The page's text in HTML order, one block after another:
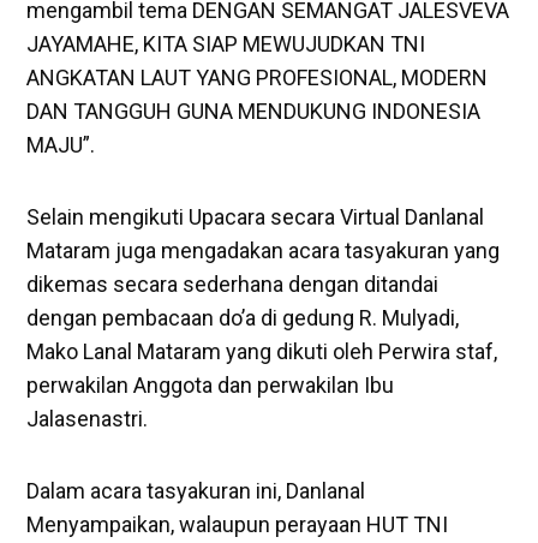
mengambil tema DENGAN SEMANGAT JALESVEVA
JAYAMAHE, KITA SIAP MEWUJUDKAN TNI
ANGKATAN LAUT YANG PROFESIONAL, MODERN
DAN TANGGUH GUNA MENDUKUNG INDONESIA
MAJU”.
Selain mengikuti Upacara secara Virtual Danlanal
Mataram juga mengadakan acara tasyakuran yang
dikemas secara sederhana dengan ditandai
dengan pembacaan do’a di gedung R. Mulyadi,
Mako Lanal Mataram yang dikuti oleh Perwira staf,
perwakilan Anggota dan perwakilan Ibu
Jalasenastri.
Dalam acara tasyakuran ini, Danlanal
Menyampaikan, walaupun perayaan HUT TNI